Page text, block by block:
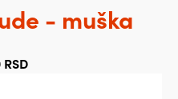
- muška
RSD